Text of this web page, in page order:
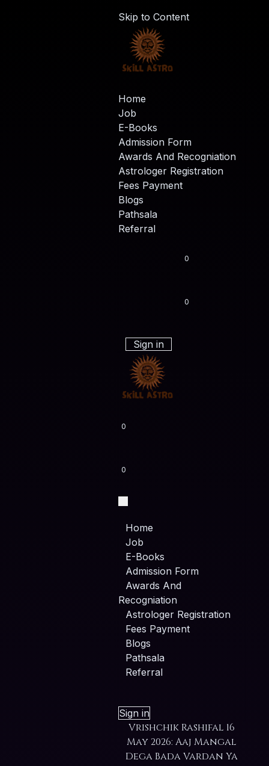
Skip to Content
Home
Job
E-Books
Admission Form
Awards And Recogniation
Astrologer Registration
Fees Payment
Blogs
Pathsala
Referral
0
0
Sign in
0
0
Home
Job
E-Books
Admission Form
Awards And
Recogniation
Astrologer Registration
Fees Payment
Blogs
Pathsala
Referral
Sign in
Vrishchik Rashifal 16
May 2026: Aaj Mangal
Dega Bada Vardan Ya